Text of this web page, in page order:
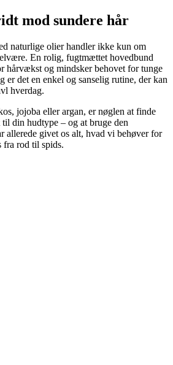
mod sundere hår
naturlige olier handler ikke kun om
En rolig, fugtmættet hovedbund
hårvækst og mindsker behovet for tunge
er det en enkel og sanselig rutine, der kan
hverdag.
jojoba eller argan, er nøglen at finde
til din hudtype – og at bruge den
allerede givet os alt, hvad vi behøver for
fra rod til spids.